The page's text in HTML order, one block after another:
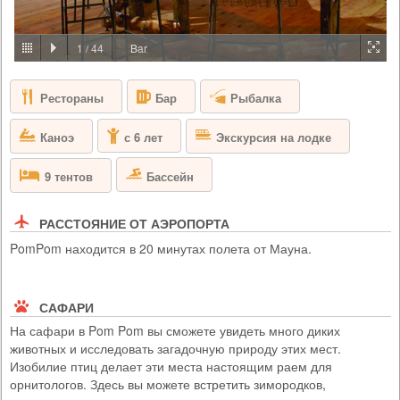
PRICE BY REQUEST
БОТСВАНА - ДЕЛЬТА ОКАВАНГО
Кемп Abu приглашает вас окунуться вас в величественный мир
африканских слонов. Станьте частью стада Абу и посмотрите на
местную дикую природу глазами этих умных гигантов. Вы
сформируете крепкую эмоциональную связь со слонами, а также
обретете спокойствие и вдохновение, когда узнаете больше о
мерах достижения главной цели кемпа Abu - сохранения и
поддержания популяции слонов.
1 /44 Bar
Рестораны Бар Рыбалка
Каноэ с 6 лет Экскурсия на лодке
9 тентов Бассейн
РАССТОЯНИЕ ОТ АЭРОПОРТА
PomPom находится в 20 минутах полета от Мауна.
САФАРИ
На сафари в Pom Pom вы сможете увидеть много диких
животных и исследовать загадочную природу этих мест.
Изобилие птиц делает эти места настоящим раем для
орнитологов. Здесь вы можете встретить зимородков,